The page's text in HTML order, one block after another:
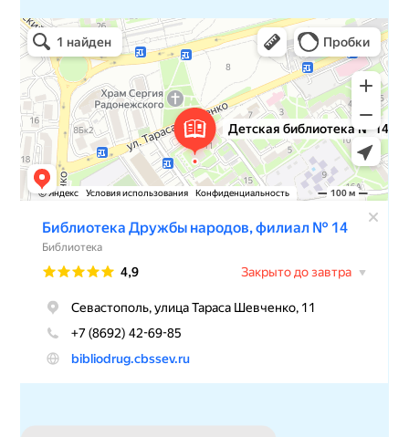
Детская библиотека № 14 Дружбы народов
Библиотека в Севастополе